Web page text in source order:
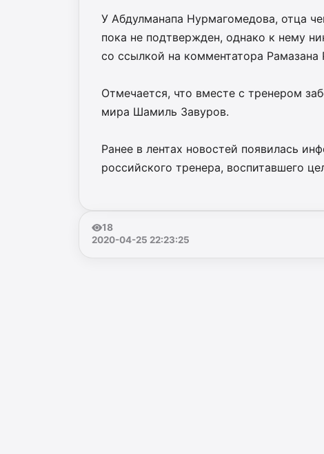
У Абдулманапа Нурмагомедова, отца
пока не подтвержден, однако к нему
со ссылкой на комментатора Рамазана
Отмечается, что вместе с тренером
мира Шамиль Завуров.
Ранее в лентах новостей появилась
российского тренера, воспитавшего
18
2020-04-25 22:23:25